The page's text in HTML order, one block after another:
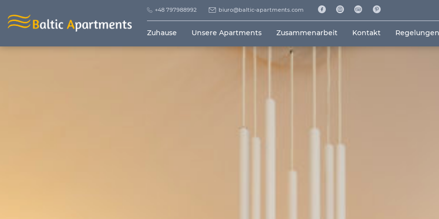
+48 797988992 biuro@baltic-apartments.com
Zuhause Unsere Apartments Zusammenarbeit Kontakt